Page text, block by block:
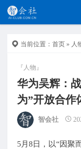
当前位置： 首页 » 人
『人物』
华为吴辉：
为”开放合作
智会社
5月8日，以“因聚